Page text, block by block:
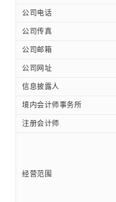
公司电话
公司传真
公司邮箱
公司网址
信息披露人
境内会计师事务所
注册会计师
经营范围